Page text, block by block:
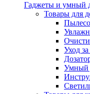
Гаджеты и умный
Товары для
Уход
Умный